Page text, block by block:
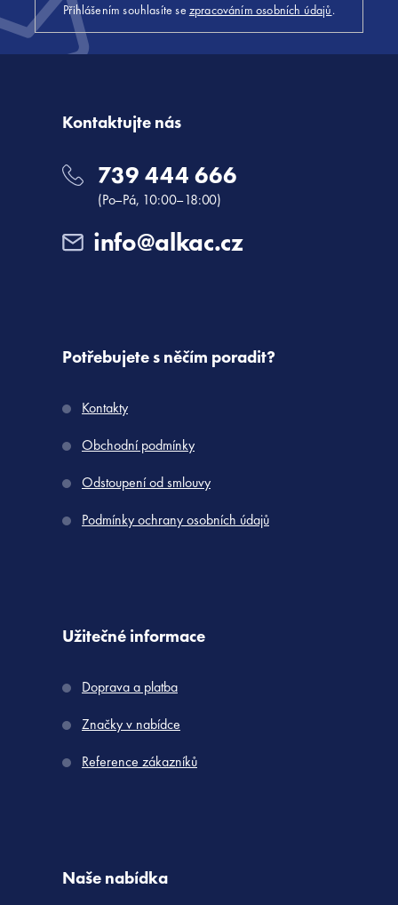
Přihlášením souhlasíte se zpracováním osobních údajů.
Kontaktujte nás
739 444 666
(Po–Pá, 10:00–18:00)
info@alkac.cz
Potřebujete s něčím poradit?
Kontakty
Obchodní podmínky
Odstoupení od smlouvy
Podmínky ochrany osobních údajů
Užitečné informace
Doprava a platba
Značky v nabídce
Reference zákazníků
Naše nabídka